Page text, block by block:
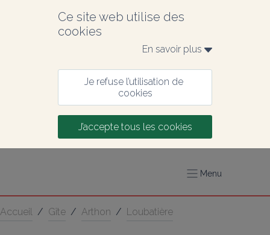
Ce site web utilise des
cookies
En savoir plus
Je refuse l’utilisation de
cookies
J’accepte tous les cookies
Menu
Accueil / Gîte / Arthon / Loubatière